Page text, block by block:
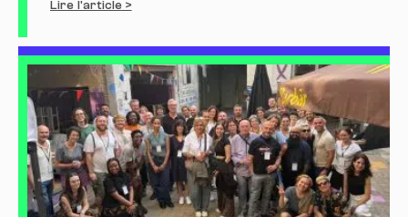
Lire l'article >